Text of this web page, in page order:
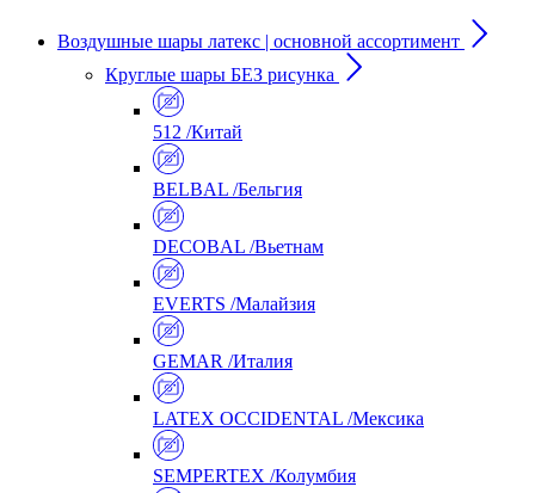
Воздушные шары латекс | основной ассортимент
Круглые шары БЕЗ рисунка
512 /Китай
BELBAL /Бельгия
DECOBAL /Вьетнам
EVERTS /Малайзия
GEMAR /Италия
LATEX OCCIDENTAL /Мексика
SEMPERTEX /Колумбия